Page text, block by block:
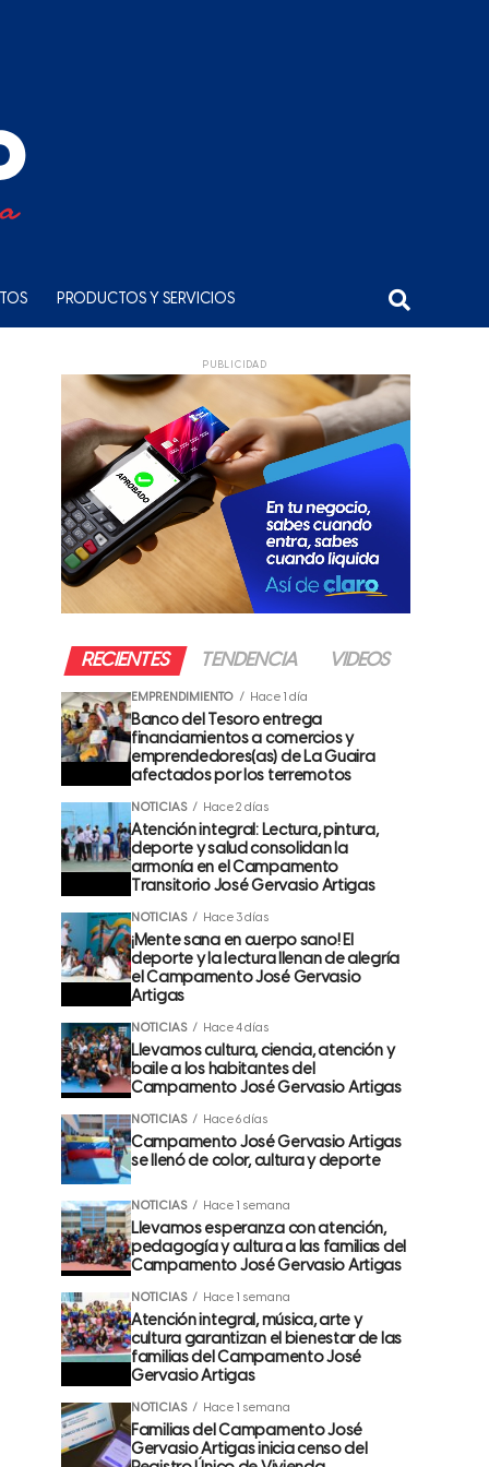
PRODUCTOS Y SERVICIOS
PUBLICIDAD
RECIENTES TENDENCIA VIDEOS
EMPRENDIMIENTO Hace 1 día
Banco del Tesoro entrega
financiamientos a comercios y
emprendedores(as) de La Guaira
afectados por los terremotos
NOTICIAS Hace 2 días
Atención integral: Lectura, pintura,
deporte y salud consolidan la
armonía en el Campamento
Transitorio José Gervasio Artigas
NOTICIAS Hace 3 días
¡Mente sana en cuerpo sano! El
deporte y la lectura llenan de alegría
el Campamento José Gervasio
Artigas
NOTICIAS Hace 4 días
Llevamos cultura, ciencia, atención y
baile a los habitantes del
Campamento José Gervasio Artigas
NOTICIAS Hace 6 días
Campamento José Gervasio Artigas
se llenó de color, cultura y deporte
NOTICIAS Hace 1 semana
Llevamos esperanza con atención,
pedagogía y cultura a las familias del
Campamento José Gervasio Artigas
NOTICIAS Hace 1 semana
Atención integral, música, arte y
cultura garantizan el bienestar de las
familias del Campamento José
Gervasio Artigas
NOTICIAS Hace 1 semana
Familias del Campamento José
Gervasio Artigas inicia censo del